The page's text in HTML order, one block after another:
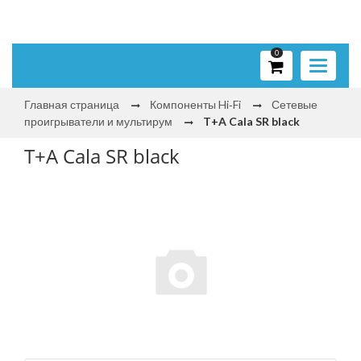
Toggle
0
Главная страница Компоненты Hi‑Fi
Сетевые
проигрыватели и мультирум
T+A Cala SR black
T+A Cala SR black